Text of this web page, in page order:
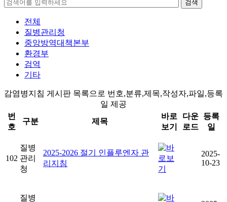
검색
전체
질병관리청
중앙방역대책본부
환경부
검역
기타
감염병지침 게시판 목록으로 번호,분류,제목,작성자,파일,등록
일 제공
번
호
구분 제목
바로
보기
다운
로드
등록
일
102
질병
관리
청
2025-2026 절기 인플루엔자 관
리지침
2025-
10-23
질병